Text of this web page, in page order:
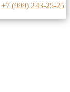
+7 (999) 243-25-25